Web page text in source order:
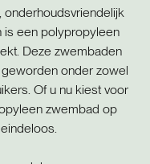
onderhoudsvriendelijk
is een polypropyleen
Deze zwembaden
onder zowel
Of u nu kiest voor
zwembad op